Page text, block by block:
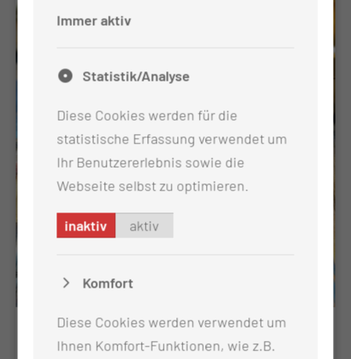
Klangschalenmassage
Immer aktiv
Statistik/Analyse
Diese Cookies werden für die
statistische Erfassung verwendet um
Ihr Benutzererlebnis sowie die
Webseite selbst zu optimieren.
inaktiv aktiv
Komfort
Diese Cookies werden verwendet um
Ihnen Komfort-Funktionen, wie z.B.